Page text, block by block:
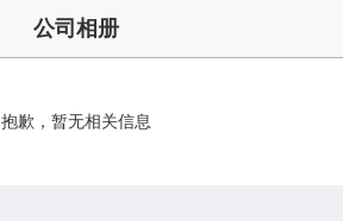
公司相册
抱歉，暂无相关信息